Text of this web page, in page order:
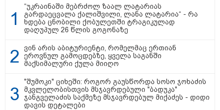
ამდენი ბალისტიკური რაკეტა
მსოფლიოს არც ერთი ქალაქისკენ
არ გაუშვიათ: პუტინის ახალი
ანტირეკორდი
შტურმი ტვინზე და პოლიტიკური
პოლარიზაციის მეტასტაზები: რა
როდესაც მედიიდან და
სოცქსელებიდან მუდმივად
ლანძღვა-გინება ესმის?! -
“უკრაინაში მებრძოლ ზაალ ლატარიას
გარდაეცვალა ქალიშვილი, ლანა ლატარია“ - რა
ხდება ცნობილი ქობულეთში ტრაგიკულად
დაღუპულ 26 წლის გოგონაზე
ვინ არის აბიტურიენტი, რომელმაც ერთიან
ეროვნულ გამოცდებზე, ყველა საგანში
მაქსიმალური ქულა მიიღო
"შუმოკი" ციხეში: როგორ გაუსწორდა სოსო ჯოხაძის
მკვლელობისთვის მსჯავრდებული "ბადუკა"
ჯანგველაძის საქმეზე მსჯავრდებულ მიქაძეს - დიდი
დავის დეტალები